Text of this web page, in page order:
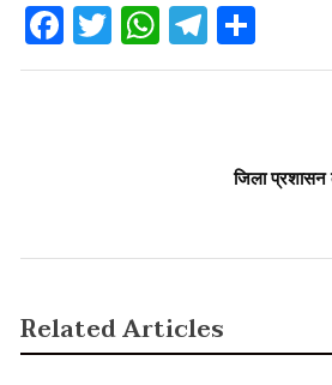
Facebook
Twitter
WhatsApp
जिला प्रशासन
Related Articles